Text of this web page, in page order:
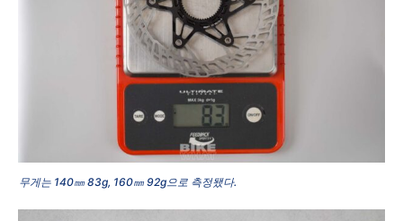
무게는 140㎜ 83g, 160㎜ 92g으로 측정됐다.